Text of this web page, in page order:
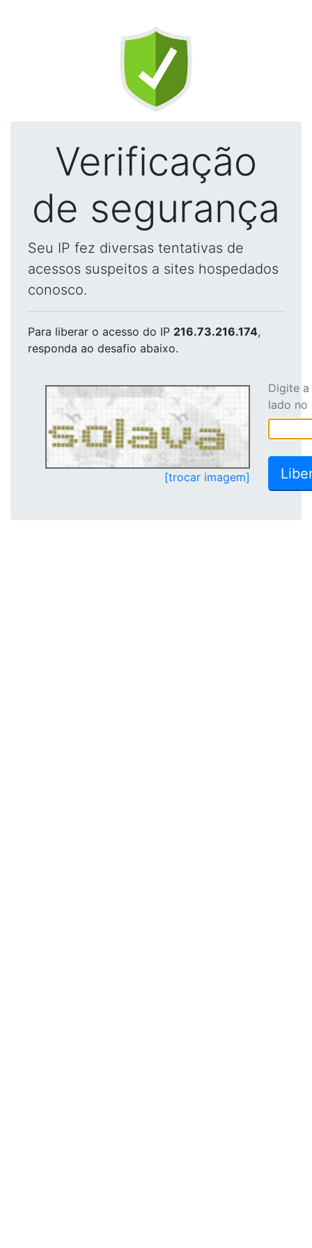
Verificação
de segurança
Seu IP fez diversas tentativas de
acessos suspeitos a sites hospedados
conosco.
Para liberar o acesso do IP 216.73.216.174,
responda ao desafio abaixo.
[trocar imagem]
Digite
lado no